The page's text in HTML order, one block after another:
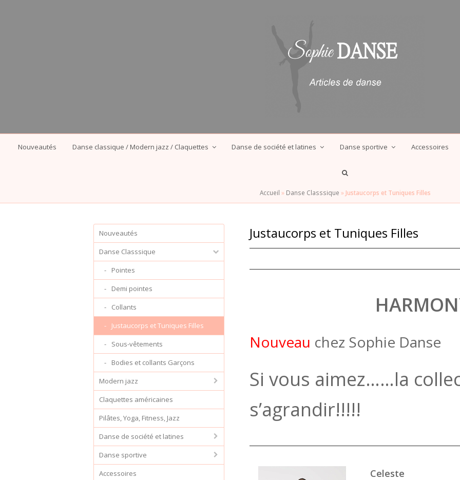
Nouveautés Danse classique / Modern jazz / Claquettes Danse de société et latines Danse sportive Accessoires
Accueil » Danse Classsique » Justaucorps et Tuniques Filles
Justaucorps et Tuniques Filles
Nouveau chez Sophie Danse
Si vous aimez……la
s’agrandir!!!!!
Celeste
Nouveautés
Danse Classsique
Pointes
Demi pointes
Collants
Justaucorps et Tuniques Filles
Sous-vêtements
Bodies et collants Garçons
Modern jazz
Claquettes américaines
Pilâtes, Yoga, Fitness, Jazz
Danse de société et latines
Danse sportive
Accessoires